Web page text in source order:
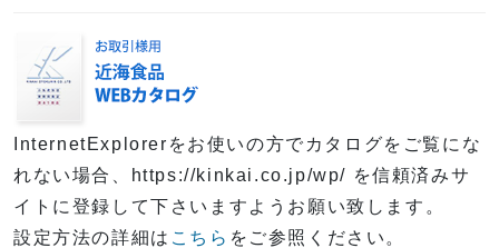
InternetExplorerをお使いの方でカタログをご覧にな
れない場合、https://kinkai.co.jp/wp/ を信頼済みサ
イトに登録して下さいますようお願い致します。
設定方法の詳細は こちら をご参照ください。